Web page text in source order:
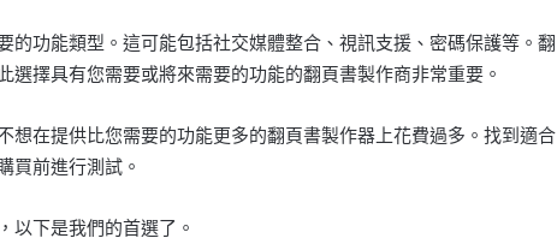
的功能類型。這可能包括社交媒體整合、視訊支援、密碼保護等。翻
擇具有您需要或將來需要的功能的翻頁書製作商非常重要。
想在提供比您需要的功能更多的翻頁書製作器上花費過多。找到適合
買前進行測試。
以下是我們的首選了。